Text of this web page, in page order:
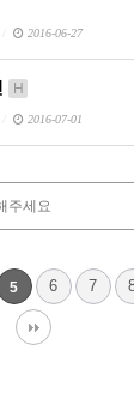
2016-06-27
H
2016-07-01
5 6 7